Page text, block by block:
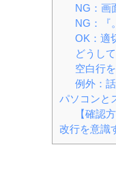
NG：画
NG：『
OK：適
どうし
空白行
例外：
パソコンと
【確認
改行を意識